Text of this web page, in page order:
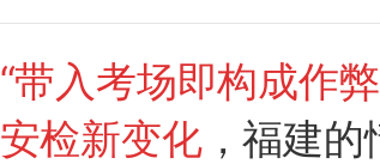
“带入考场即构成作
安检新变化，福建